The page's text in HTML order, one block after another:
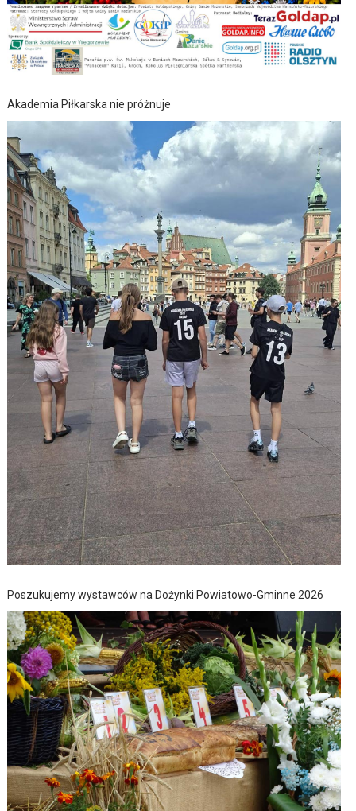
Akademia Piłkarska nie próżnuje
Poszukujemy wystawców na Dożynki Powiatowo-Gminne 2026